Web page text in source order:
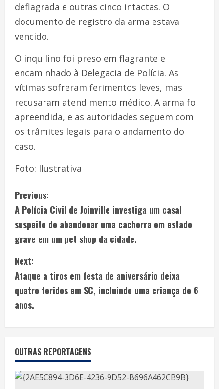
deflagrada e outras cinco intactas. O
documento de registro da arma estava
vencido.
O inquilino foi preso em flagrante e
encaminhado à Delegacia de Polícia. As
vítimas sofreram ferimentos leves, mas
recusaram atendimento médico. A arma foi
apreendida, e as autoridades seguem com
os trâmites legais para o andamento do
caso.
Foto: Ilustrativa
Previous:
A Polícia Civil de Joinville investiga um casal
suspeito de abandonar uma cachorra em estado
grave em um pet shop da cidade.
Next:
Ataque a tiros em festa de aniversário deixa
quatro feridos em SC, incluindo uma criança de 6
anos.
OUTRAS REPORTAGENS